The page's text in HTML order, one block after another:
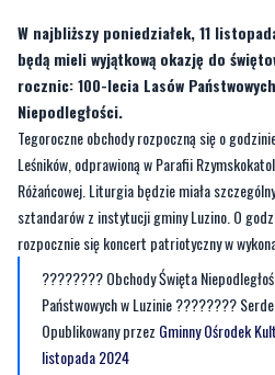
Niepodległości.
Tegoroczne obchody rozpoczną się o
Leśników, odprawioną w Parafii
Różańcowej. Liturgia będzie miała
sztandarów z instytucji gminy Luzino. O
rozpocznie się koncert patriotyczny w
???????? Obchody Święta
Państwowych w Luzinie ????????
Opublikowany przezGminny Ośrodek
listopada 2024
Tuż po koncercie mieszkańcy Luzina
gdzie odbędą się główne uroczystości. W
wszystkich czekać będzie również ciepły